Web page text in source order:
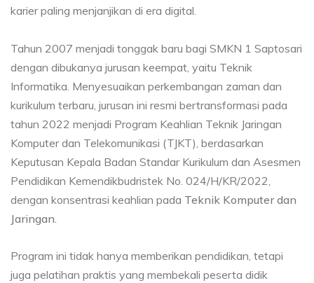
karier paling menjanjikan di era digital.
Tahun 2007 menjadi tonggak baru bagi SMKN 1 Saptosari
dengan dibukanya jurusan keempat, yaitu Teknik
Informatika. Menyesuaikan perkembangan zaman dan
kurikulum terbaru, jurusan ini resmi bertransformasi pada
tahun 2022 menjadi Program Keahlian Teknik Jaringan
Komputer dan Telekomunikasi (TJKT), berdasarkan
Keputusan Kepala Badan Standar Kurikulum dan Asesmen
Pendidikan Kemendikbudristek No. 024/H/KR/2022,
dengan konsentrasi keahlian pada Teknik Komputer dan
Jaringan.
Program ini tidak hanya memberikan pendidikan, tetapi
juga pelatihan praktis yang membekali peserta didik